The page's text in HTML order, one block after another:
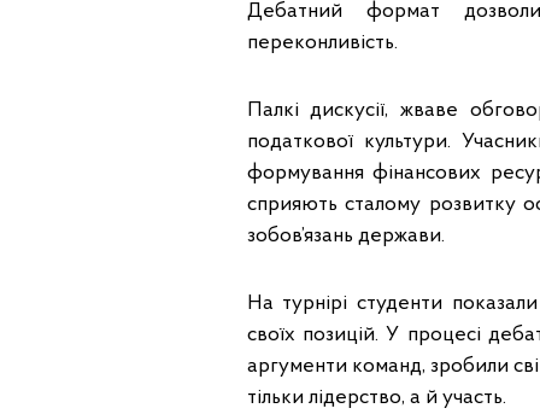
Дебатний формат
переконливість.
Палкі дискусії, жваве
податкової культури.
формування фінансових
сприяють сталому розвитку
зобов’язань держави.
На турнірі студенти
своїх позицій. У процесі
аргументи команд, зробили
тільки лідерство, а й участь.